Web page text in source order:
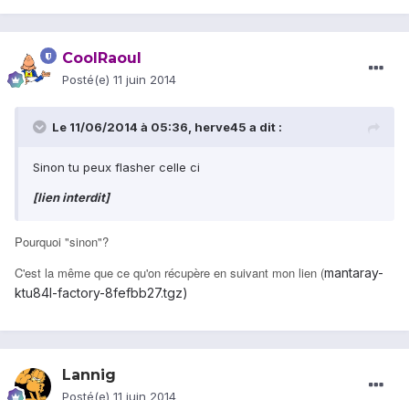
CoolRaoul
Posté(e) 11 juin 2014
Le 11/06/2014 à 05:36, herve45 a dit :
Sinon tu peux flasher celle ci
[lien interdit]
Pourquoi "sinon"?
C'est la même que ce qu'on récupère en suivant mon lien (mantaray-
ktu84l-factory-8fefbb27.tgz)
Lannig
Posté(e) 11 juin 2014